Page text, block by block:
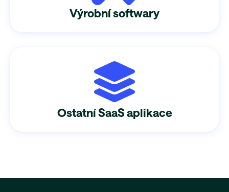
Výrobní softwary
Ostatní SaaS aplikace